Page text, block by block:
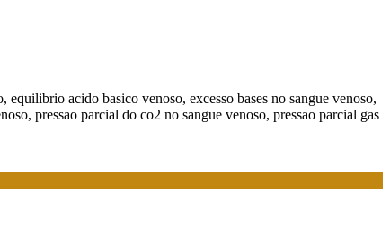
acido basico venoso, excesso bases no sangue venoso,
pressao parcial do co2 no sangue venoso, pressao parcial gas